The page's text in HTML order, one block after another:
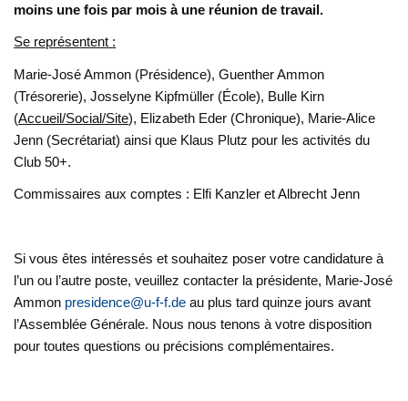
moins une fois par mois à une réunion de travail.
Se représentent :
Marie-José Ammon (Présidence), Guenther Ammon
(Trésorerie), Josselyne Kipfmüller (École), Bulle Kirn
(Accueil/Social/Site), Elizabeth Eder (Chronique), Marie-Alice
Jenn (Secrétariat) ainsi que Klaus Plutz pour les activités du
Club 50+.
Commissaires aux comptes : Elfi Kanzler et Albrecht Jenn
Si vous êtes intéressés et souhaitez poser votre candidature à
l’un ou l’autre poste, veuillez contacter la présidente, Marie-José
Ammon presidence@u-f-f.de au plus tard quinze jours avant
l’Assemblée Générale. Nous nous tenons à votre disposition
pour toutes questions ou précisions complémentaires.